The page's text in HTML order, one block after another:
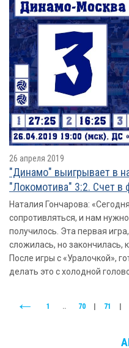
26 апреля 2019
"Динамо" выигрывает в
"Локомотива" 3:2. Счет в
Наталия Гончарова:
сопротивляться, и нам
получилось. Эта первая
сложилась, но закончилась,
После игры с «Уралочкой»,
делать это с холодной
1 .. 70 | 71 |